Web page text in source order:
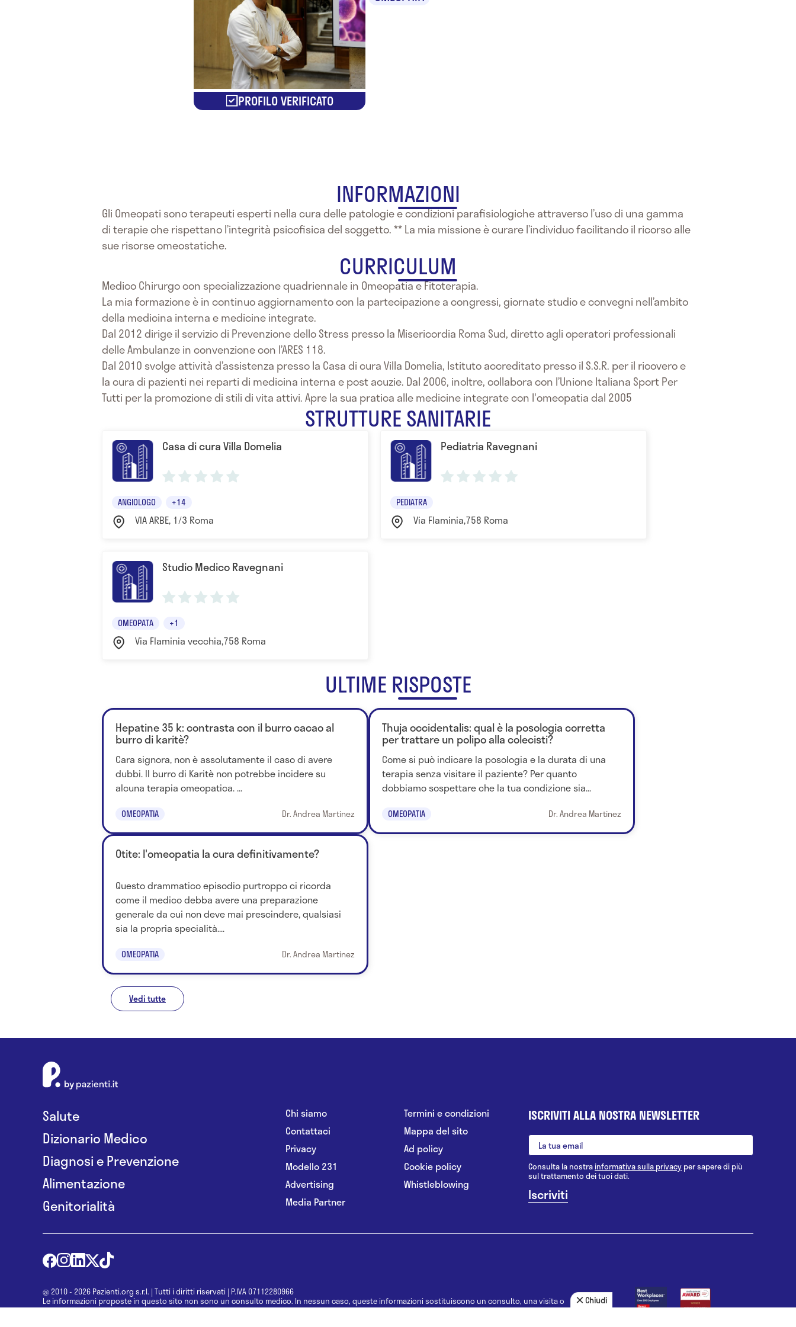
PROFILO VERIFICATO
INFORMAZIONI
Gli Omeopati sono terapeuti esperti nella cura delle patologie e condizioni parafisiologiche attraverso l’uso di una gamma
di terapie che rispettano l’integrità psicofisica del soggetto. ** La mia missione è curare l’individuo facilitando il ricorso alle
sue risorse omeostatiche.
CURRICULUM
Medico Chirurgo con specializzazione quadriennale in Omeopatia e Fitoterapia.
La mia formazione è in continuo aggiornamento con la partecipazione a congressi, giornate studio e convegni nell’ambito
della medicina interna e medicine integrate.
Dal 2012 dirige il servizio di Prevenzione dello Stress presso la Misericordia Roma Sud, diretto agli operatori professionali
delle Ambulanze in convenzione con l’ARES 118.
Dal 2010 svolge attività d’assistenza presso la Casa di cura Villa Domelia, Istituto accreditato presso il S.S.R. per il ricovero e
la cura di pazienti nei reparti di medicina interna e post acuzie. Dal 2006, inoltre, collabora con l’Unione Italiana Sport Per
Tutti per la promozione di stili di vita attivi. Apre la sua pratica alle medicine integrate con l'omeopatia dal 2005
STRUTTURE SANITARIE
Casa di cura Villa Domelia
ANGIOLOGO +14
VIA ARBE, 1/3 Roma
Pediatria Ravegnani
PEDIATRA
Via Flaminia,758 Roma
Studio Medico Ravegnani
OMEOPATA +1
Via Flaminia vecchia,758 Roma
ULTIME RISPOSTE
Hepatine 35 k: contrasta con il burro cacao al
burro di karitè?
Cara signora, non è assolutamente il caso di avere
dubbi. Il burro di Karitè non potrebbe incidere su
alcuna terapia omeopatica. ...
OMEOPATIA Dr. Andrea Martinez
Thuja occidentalis: qual è la posologia corretta
per trattare un polipo alla colecisti?
Come si può indicare la posologia e la durata di una
terapia senza visitare il paziente? Per quanto
dobbiamo sospettare che la tua condizione sia...
OMEOPATIA Dr. Andrea Martinez
Otite: l'omeopatia la cura definitivamente?
Questo drammatico episodio purtroppo ci ricorda
come il medico debba avere una preparazione
generale da cui non deve mai prescindere, qualsiasi
sia la propria specialità....
OMEOPATIA Dr. Andrea Martinez
Vedi tutte
Salute
Dizionario Medico
Diagnosi e Prevenzione
Alimentazione
Genitorialità
Chi siamo
Contattaci
Privacy
Modello 231
Advertising
Media Partner
Termini e condizioni
Mappa del sito
Ad policy
Cookie policy
Whistleblowing
ISCRIVITI ALLA NOSTRA NEWSLETTER
Consulta la nostrainformativa sulla privacy per sapere di più
sul trattamento dei tuoi dati.
@ 2010 - 2026 Pazienti.org s.r.l. | Tutti i diritti riservati | P.IVA 07112280966
Le informazioni proposte in questo sito non sono un consulto medico. In nessun caso, queste informazioni sostituiscono un consulto, una visita o
una diagnosi formulata dal medico. Non si devono considerare le informazioni disponibili come suggerimenti per la formulazione di una diagnosi, la
Chiudi